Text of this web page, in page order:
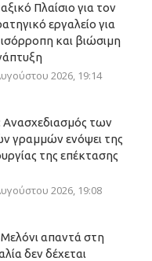
Πλαίσιο για τον
εργαλείο για
και βιώσιμη
2026, 19:14
Ανασχεδιασμός των
γραμμών ενόψει της
της επέκτασης
2026, 19:08
απαντά στη
δεν δέχεται